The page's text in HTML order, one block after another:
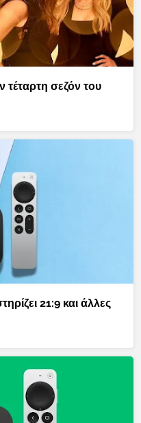
τέταρτη σεζόν του
21:9 και άλλες